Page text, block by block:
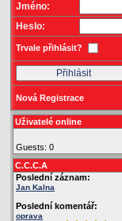
Jméno:
Heslo:
Trvale přihlásit?
Nová Registrace
Uživatelé online
Guests: 0
C.C.C.A
Poslední záznam:
Jan Kalna
Poslední komentář:
oprava